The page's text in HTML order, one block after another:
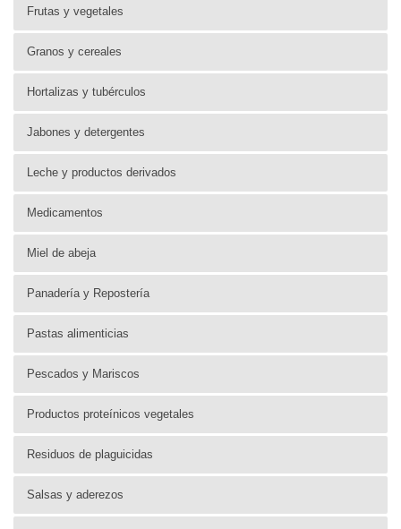
Frutas y vegetales
Granos y cereales
Hortalizas y tubérculos
Jabones y detergentes
Leche y productos derivados
Medicamentos
Miel de abeja
Panadería y Repostería
Pastas alimenticias
Pescados y Mariscos
Productos proteínicos vegetales
Residuos de plaguicidas
Salsas y aderezos